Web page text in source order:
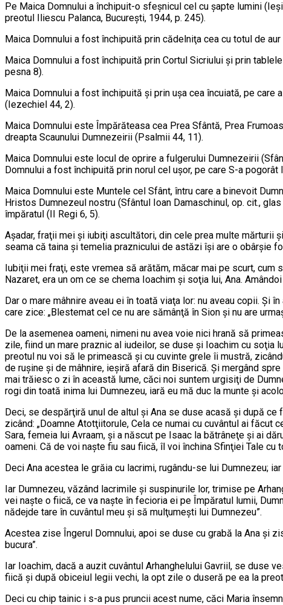
Pe Maica Domnu­lui a în­chipuit-o sfeşnicul cel cu şapte lumini
pre­otul Iliescu Palanca, Bucureşti, 1944, p. 245).
Maica Dom­nu­lui a fost închipuită prin cădelniţa cea cu totul de
Maica Domnului a fost închipuită prin Cortul Sicriului şi prin
pesna 8).
Maica Dom­nu­lui a fost închipuită şi prin uşa cea încuiată, pe
(Iezechiel 44, 2).
Maica Domnului este Împărăteasa cea Prea Sfântă, Prea
dreapta Scau­nu­lui Dumnezeirii (Psalmii 44, 11).
Maica Domnului este locul de oprire a fulgerului Dumnezeirii
Domnului a fost închipuită prin norul cel uşor, pe care S-a
Maica Domnului este Muntele cel Sfânt, întru ca­re a binevoit
Hristos Dumnezeul nostru (Sfântul Ioan Damaschinul, op. cit.,
îm­pă­ratul (II Regi 6, 5).
Aşadar, fraţii mei şi iubiţi ascultători, din cele prea mul­te mărturii
seama că taina şi temelia praz­ni­cu­lui de astăzi îşi are o obârşie
Iubiţii mei fraţi, este vremea să arătăm, măcar mai pe scurt,
Nazaret, era un om ce se chema Ioa­chim şi soţia lui, Ana.
Dar o mare mâhnire aveau ei în toată via­ţa lor: nu aveau copii.
care zice: „Bleste­mat cel ce nu are sămânţă în Sion şi nu are
De la asemenea oa­meni, nimeni nu avea voie nici hrană să
zile, fiind un mare praznic al iudeilor, se duse şi Ioa­chim cu soţia
preotul nu voi să le pri­mească şi cu cuvinte grele îi mustră,
de ru­şine şi de mâhnire, ieşiră afară din Biserică. Şi mer­gând
mai trăiesc o zi în această lu­me, căci noi suntem urgisiţi de
rogi din toa­tă inima lui Dumnezeu, iară eu mă duc la munte şi
Deci, se despărţiră unul de altul şi Ana se duse acasă şi după
zicând: „Doamne Atotţiitorule, Cela ce numai cu cu­vântul ai
Sara, femeia lui Avraam, şi a născut pe Isaac la bătrâneţe şi ai
oameni. Că de voi naşte fiu sau fiică, îl voi închina Sfinţiei Tale
Deci Ana acestea le grăia cu lacrimi, rugându-se lui Dumnezeu;
Iar Dumnezeu, văzând lacrimile şi suspinurile lor, tri­mise pe
vei naşte o fiică, ce va naşte în fecioria ei pe Împăratul lumii,
nădejde tare în cuvântul meu şi să mulţumeşti lui Dumnezeu”.
Acestea zise Îngerul Domnului, apoi se duse cu grabă la Ana şi
bucura”.
Iar Ioachim, dacă a auzit cuvântul Arhanghelului Gavriil, se duse
fiică şi după obiceiul legii vechi, la opt zile o du­se­ră pe ea la
Deci cu chip tainic i s-a pus pruncii acest nume, căci Maria